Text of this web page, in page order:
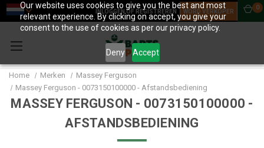
Our website uses cookies to give you the best and most
relevant experience. By clicking on accept, you give your
consent to the use of cookies as per our privacy policy.
Deny Accept
INLOGGEN OF REGISTREREN WORD VERKOPER
0
Home Merken
Massey Ferguson
Massey Ferguson - 0073150100000 - Afstandsbediening
MASSEY FERGUSON - 0073150100000 -
AFSTANDSBEDIENING